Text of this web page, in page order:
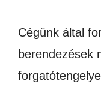
Cégünk által
berendezések